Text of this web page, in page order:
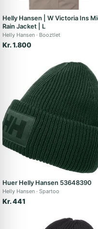
Helly Hansen | W Victoria Ins
Rain Jacket | L
Helly Hansen Booztlet
Kr. 1.800
Huer Helly Hansen 53648390
Helly Hansen Spartoo
Kr. 441